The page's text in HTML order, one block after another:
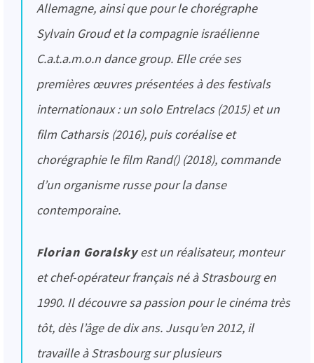
Allemagne, ainsi que pour le chorégraphe
Sylvain Groud et la compagnie israélienne
C.a.t.a.m.o.n dance group. Elle crée ses
premières œuvres présentées à des festivals
internationaux : un solo Entrelacs (2015) et un
film Catharsis (2016), puis coréalise et
chorégraphie le film Rand() (2018), commande
d’un organisme russe pour la danse
contemporaine.
Florian Goralskyest un réalisateur, monteur
et chef-opérateur français né à Strasbourg en
1990. Il découvre sa passion pour le cinéma très
tôt, dès l’âge de dix ans. Jusqu’en 2012, il
travaille à Strasbourg sur plusieurs